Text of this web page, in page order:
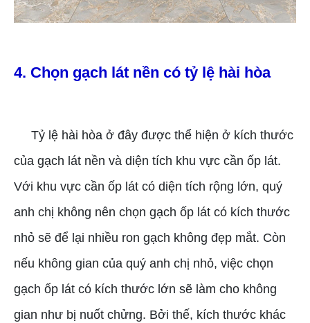
4. Chọn gạch lát nền có tỷ lệ hài hòa
Tỷ lệ hài hòa ở đây được thể hiện ở kích thước
của gạch lát nền và diện tích khu vực cần ốp lát.
Với khu vực cần ốp lát có diện tích rộng lớn, quý
anh chị không nên chọn gạch ốp lát có kích thước
nhỏ sẽ để lại nhiều ron gạch không đẹp mắt. Còn
nếu không gian của quý anh chị nhỏ, việc chọn
gạch ốp lát có kích thước lớn sẽ làm cho không
gian như bị nuốt chửng. Bởi thế, kích thước khác